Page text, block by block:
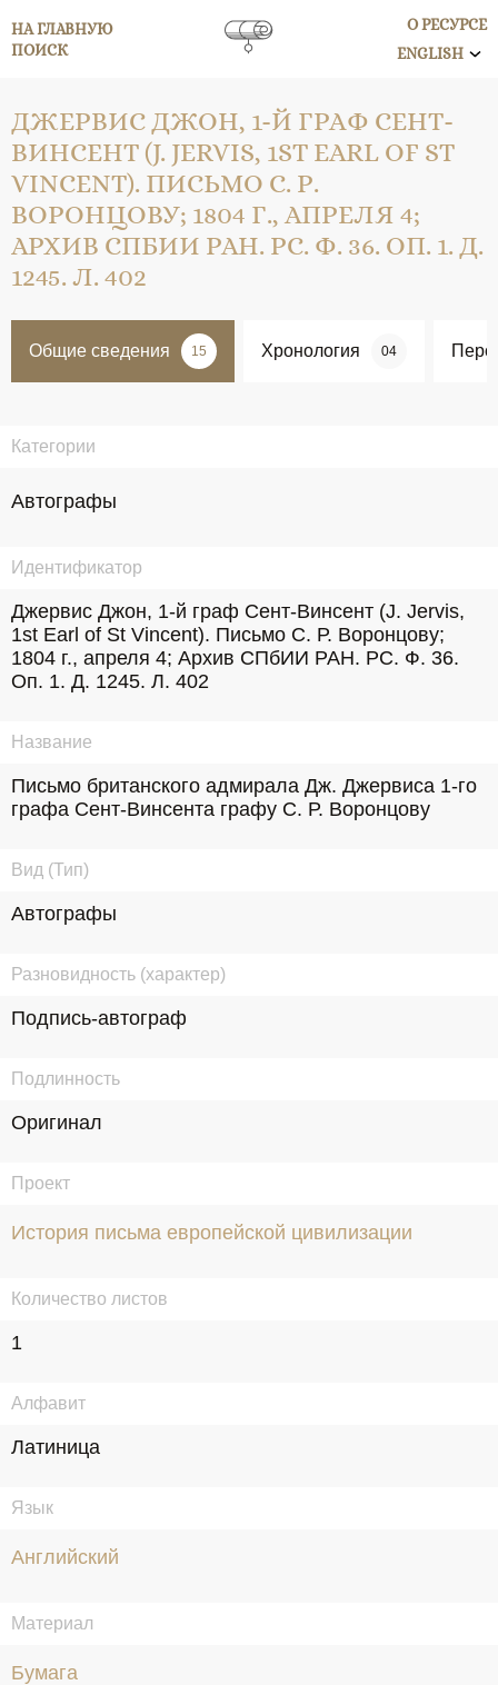
НА ГЛАВНУЮ
ПОИСК
О РЕСУРСЕ
ENGLISH
ДЖЕРВИС ДЖОН, 1-Й ГРАФ СЕНТ-
ВИНСЕНТ (J. JERVIS, 1ST EARL OF ST
VINCENT). ПИСЬМО С. Р.
ВОРОНЦОВУ; 1804 Г., АПРЕЛЯ 4;
АРХИВ СПБИИ РАН. РС. Ф. 36. ОП. 1. Д.
1245. Л. 402
Общие сведения 15 Хронология 04
Категории
Автографы
Идентификатор
Джервис Джон, 1-й граф Сент-Винсент (J. Jervis,
1st Earl of St Vincent). Письмо С. Р. Воронцову;
1804 г., апреля 4; Архив СПбИИ РАН. РС. Ф. 36.
Оп. 1. Д. 1245. Л. 402
Название
Письмо британского адмирала Дж. Джервиса 1-го
графа Сент-Винсента графу С. Р. Воронцову
Вид (Тип)
Автографы
Разновидность (характер)
Подпись-автограф
Подлинность
Оригинал
Проект
История письма европейской цивилизации
Количество листов
1
Алфавит
Латиница
Язык
Английский
Материал
Бумага